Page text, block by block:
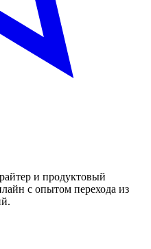
и продуктовый
с опытом перехода из